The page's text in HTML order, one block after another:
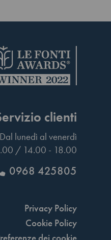
clienti
Dal lunedì al venerdì
/ 14.00 - 18.00
0968 425805
Privacy Policy
Cookie Policy